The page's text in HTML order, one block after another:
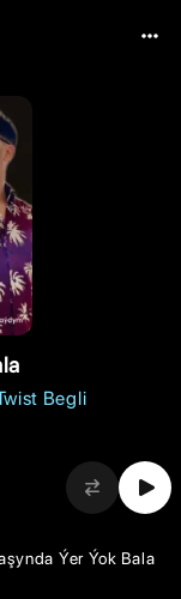
Begli
Ýer Ýok Bala